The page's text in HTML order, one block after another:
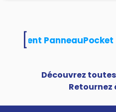
PanneauPocket
Découvrez
Retournez